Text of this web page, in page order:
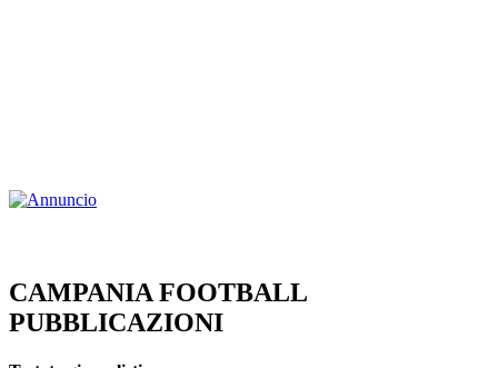
CAMPANIA FOOTBALL
PUBBLICAZIONI